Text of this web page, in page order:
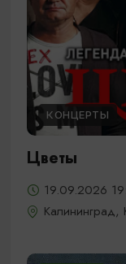
КОНЦЕРТЫ
Цветы
19.09.2026
Калининград,